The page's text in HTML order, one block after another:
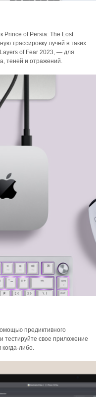
Prince of Persia: The Lost
трассировку лучей в таких
of Fear 2023, — для
теней и отражений.
предиктивного
тестируйте свое приложение
либо.